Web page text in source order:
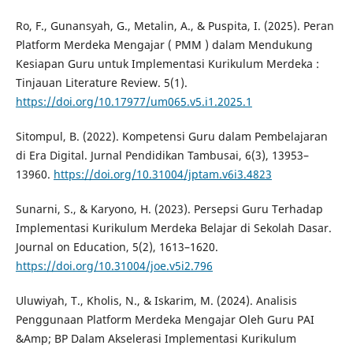
Ro, F., Gunansyah, G., Metalin, A., & Puspita, I. (2025). Peran
Platform Merdeka Mengajar ( PMM ) dalam Mendukung
Kesiapan Guru untuk Implementasi Kurikulum Merdeka :
Tinjauan Literature Review. 5(1).
https://doi.org/10.17977/um065.v5.i1.2025.1
Sitompul, B. (2022). Kompetensi Guru dalam Pembelajaran
di Era Digital. Jurnal Pendidikan Tambusai, 6(3), 13953–
13960. https://doi.org/10.31004/jptam.v6i3.4823
Sunarni, S., & Karyono, H. (2023). Persepsi Guru Terhadap
Implementasi Kurikulum Merdeka Belajar di Sekolah Dasar.
Journal on Education, 5(2), 1613–1620.
https://doi.org/10.31004/joe.v5i2.796
Uluwiyah, T., Kholis, N., & Iskarim, M. (2024). Analisis
Penggunaan Platform Merdeka Mengajar Oleh Guru PAI
&Amp; BP Dalam Akselerasi Implementasi Kurikulum